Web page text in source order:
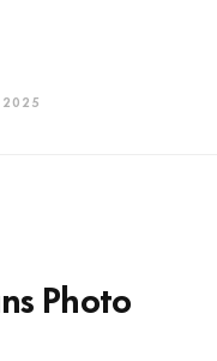
2025
Photo